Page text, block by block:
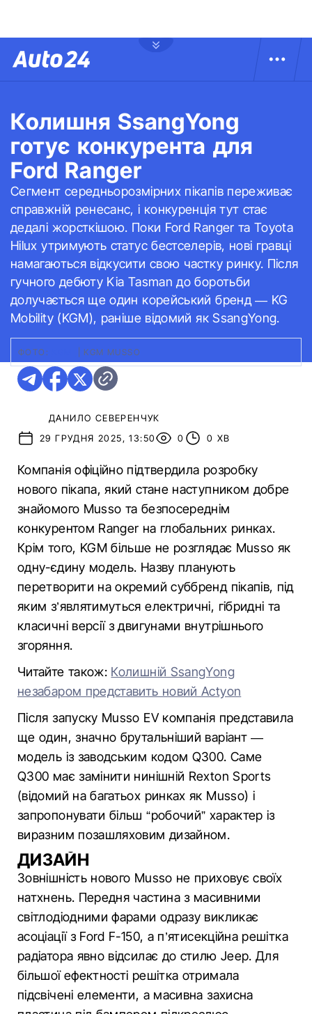
Колишня SsangYong
готує конкурента для
Ford Ranger
Сегмент середньорозмірних пікапів переживає
справжній ренесанс, і конкуренція тут стає
дедалі жорсткішою. Поки Ford Ranger та Toyota
Hilux утримують статус бестселерів, нові гравці
намагаються відкусити свою частку ринку. Після
гучного дебюту Kia Tasman до боротьби
долучається ще один корейський бренд — KG
Mobility (KGM), раніше відомий як SsangYong.
ФОТО: KGM MUSSO
ДАНИЛО СЕВЕРЕНЧУК
29 ГРУДНЯ 2025, 13:50
0 0 ХВ
Компанія офіційно підтвердила розробку
нового пікапа, який стане наступником добре
знайомого Musso та безпосереднім
конкурентом Ranger на глобальних ринках.
Крім того, KGM більше не розглядає Musso як
одну-єдину модель. Назву планують
перетворити на окремий суббренд пікапів, під
яким з’являтимуться електричні, гібридні та
класичні версії з двигунами внутрішнього
згоряння.
Читайте також: Колишній SsangYong
незабаром представить новий Actyon
Після запуску Musso EV компанія представила
ще один, значно брутальніший варіант —
модель із заводським кодом Q300. Саме
Q300 має замінити нинішній Rexton Sports
(відомий на багатьох ринках як Musso) і
запропонувати більш “робочий” характер із
виразним позашляховим дизайном.
ДИЗАЙН
Зовнішність нового Musso не приховує своїх
натхнень. Передня частина з масивними
світлодіодними фарами одразу викликає
асоціації з Ford F-150, а п’ятисекційна решітка
радіатора явно відсилає до стилю Jeep. Для
більшої ефектності решітка отримала
підсвічені елементи, а масивна захисна